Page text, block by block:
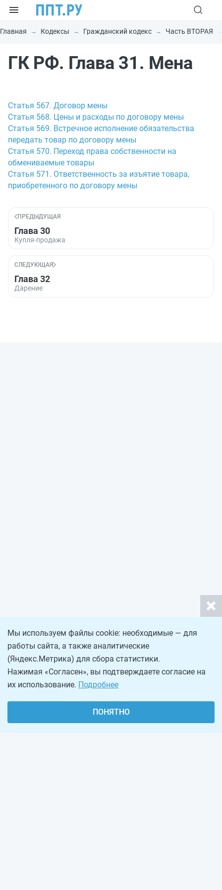
Главная Кодексы Гражданский кодекс Часть ВТОРАЯ
ГК РФ. Глава 31. Мена
Статья 567. Договор мены
Статья 568. Цены и расходы по договору мены
Статья 569. Встречное исполнение обязательства
передать товар по договору мены
Статья 570. Переход права собственности на
обмениваемые товары
Статья 571. Ответственность за изъятие товара,
приобретенного по договору мены
ПРЕДЫДУЩАЯ
Глава 30
Купля-продажа
СЛЕДУЮЩАЯ
Глава 32
Дарение
Мы используем файлы cookie: необходимые — для
работы сайта, а также аналитические
(Яндекс.Метрика) для сбора статистики.
Нажимая «Согласен», вы подтверждаете согласие на
их использование. Подробнее
ПОНЯТНО